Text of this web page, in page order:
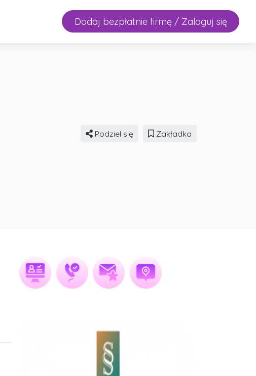
Dodaj bezpłatnie firmę / Zaloguj się
Podziel się Zakładka